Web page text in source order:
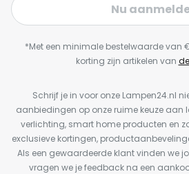
Nu
*Met een minimale bestelwaarde van
korting zijn artikelen van
Schrijf je in voor onze Lampen24.nl
aanbiedingen op onze ruime keuze aan
verlichting, smart home producten en
exclusieve kortingen,
Als een gewaardeerde klant vinden we
vragen we je feedback na een